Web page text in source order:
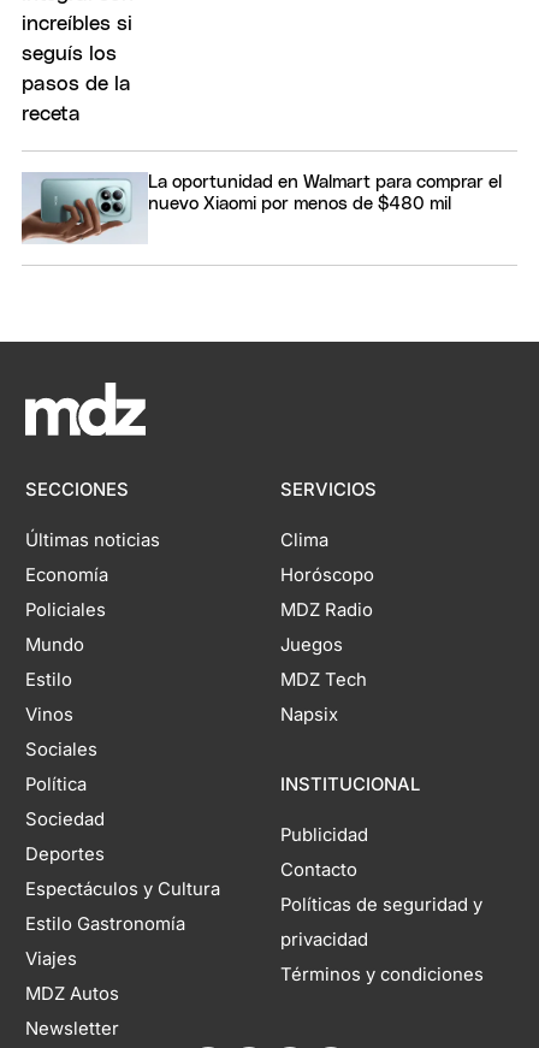
La oportunidad en Walmart para comprar el
nuevo Xiaomi por menos de $480 mil
SECCIONES
Últimas noticias
Economía
Policiales
Mundo
Estilo
Vinos
Sociales
Política
Sociedad
Deportes
Espectáculos y Cultura
Estilo Gastronomía
Viajes
MDZ Autos
Newsletter
SERVICIOS
Clima
Horóscopo
MDZ Radio
Juegos
MDZ Tech
Napsix
INSTITUCIONAL
Publicidad
Contacto
Políticas de seguridad y
privacidad
Términos y condiciones